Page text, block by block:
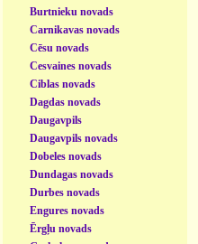
Burtnieku novads
Carnikavas novads
Cēsu novads
Cesvaines novads
Ciblas novads
Dagdas novads
Daugavpils
Daugavpils novads
Dobeles novads
Dundagas novads
Durbes novads
Engures novads
Ērgļu novads